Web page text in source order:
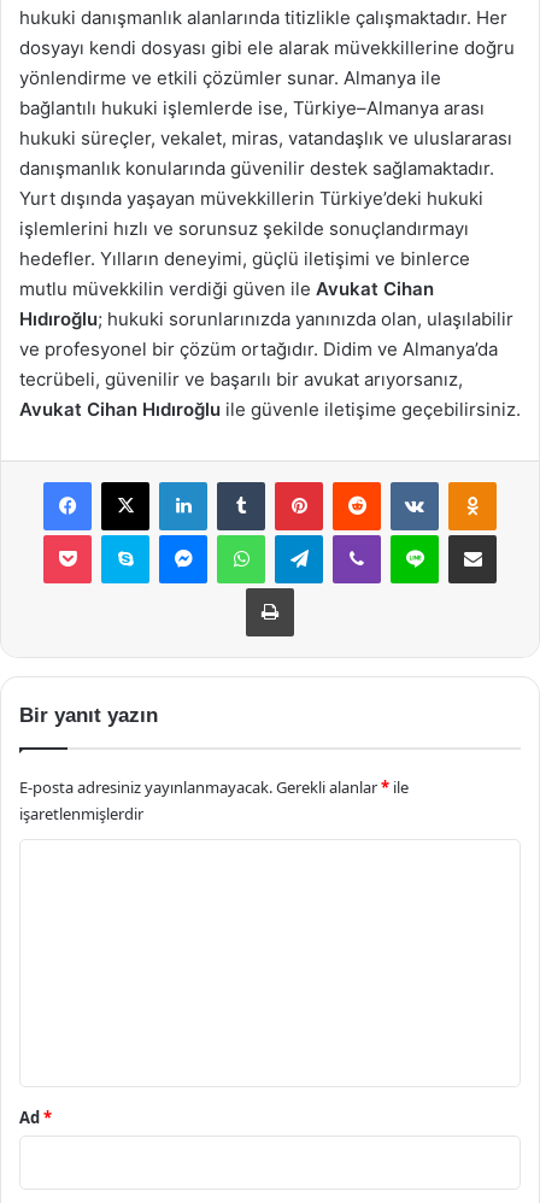
hukuki danışmanlık alanlarında titizlikle çalışmaktadır. Her
dosyayı kendi dosyası gibi ele alarak müvekkillerine doğru
yönlendirme ve etkili çözümler sunar. Almanya ile
bağlantılı hukuki işlemlerde ise, Türkiye–Almanya arası
hukuki süreçler, vekalet, miras, vatandaşlık ve uluslararası
danışmanlık konularında güvenilir destek sağlamaktadır.
Yurt dışında yaşayan müvekkillerin Türkiye’deki hukuki
işlemlerini hızlı ve sorunsuz şekilde sonuçlandırmayı
hedefler. Yılların deneyimi, güçlü iletişimi ve binlerce
mutlu müvekkilin verdiği güven ile Avukat Cihan
Hıdıroğlu; hukuki sorunlarınızda yanınızda olan, ulaşılabilir
ve profesyonel bir çözüm ortağıdır. Didim ve Almanya’da
tecrübeli, güvenilir ve başarılı bir avukat arıyorsanız,
Avukat Cihan Hıdıroğlu ile güvenle iletişime geçebilirsiniz.
Facebook
X LinkedInTumblr PinterestReddit VKontakte
Pocket Skype MessengerWhatsAppTelegramViber Line E-Posta ile
Yazdır
Bir yanıt yazın
E-posta adresiniz yayınlanmayacak.Gerekli alanlar* ile
işaretlenmişlerdir
Ad*